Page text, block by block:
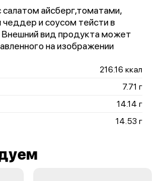
салатом айсберг,томатами,
и соусом тейсти в
вид продукта может
на изображении
216.16 ккал
7.71 г
14.14 г
14.53 г